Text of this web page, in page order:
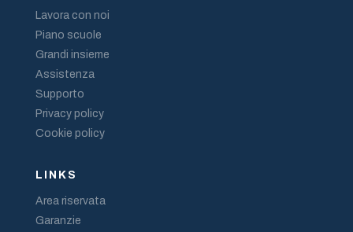
Lavora con noi
Piano scuole
Grandi insieme
Assistenza
Supporto
Privacy policy
Cookie policy
LINKS
Area riservata
Garanzie